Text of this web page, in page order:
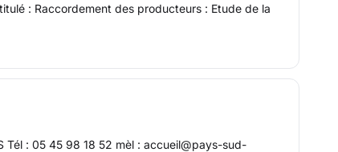
: Raccordement des producteurs : Etude de la
Tél : 05 45 98 18 52 mèl : accueil@pays-sud-